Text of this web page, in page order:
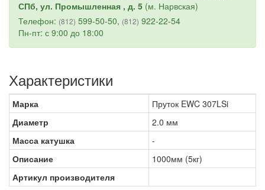
СПб, ул. Промышленная , д. 5 (м. Нарвская)
Телефон: (812) 599-50-50, (812) 922-22-54
Пн-пт: с 9:00 до 18:00
Характеристики
Марка
Пруток EWC 307LSi
Диаметр
2.0 мм
Масса катушка
-
Описание
1000мм (5кг)
Артикул производителя